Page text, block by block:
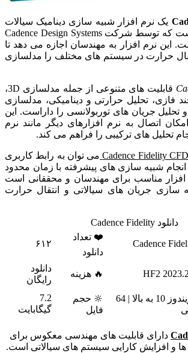
یک نرم افزار شبیه سازی دینامیک سیالات
محاسباتی (CFD) است که توسط شرکت Cadence Design Systems
این نرم افزار به مهندسان اجازه می دهد تا
حرارت در سیستم های مختلف را مدلسازی
قابلیت های متنوعی از جمله مدلسازی 3D،
فازی، تحلیل حرارتی و دینامیکی، مدلسازی
جریان های توربولانسی را داراست. این
اتصال به نرم افزارهای دیگر مانند نرم
Cadence Fidelity CFD می توان به رابط کاربری
انجام شبیه سازی های پیشرفته با زمان محدود
افزار مناسب برای مهندسان و محققانی است
سازی جریان های سیالاتی و انتقال حرارت
دانلود Cadence Fidelity
Cadence
❤️ تعداد
دانلود
۶۱۲
2023.2-2 🔥 هزینه
دانلود
رایگان
ویندوز 10 به بالا | 64
🔆 حجم
فایل
7.2
گیگابایت
دارای قابلیت های مهندسی معکوس برای
و افزایش کارایی سیستم های سیالاتی است.